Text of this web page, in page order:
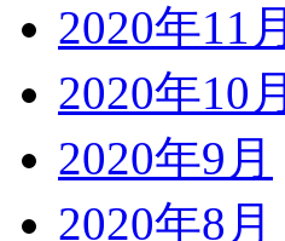
2020年11月
2020年10月
2020年9月
2020年8月